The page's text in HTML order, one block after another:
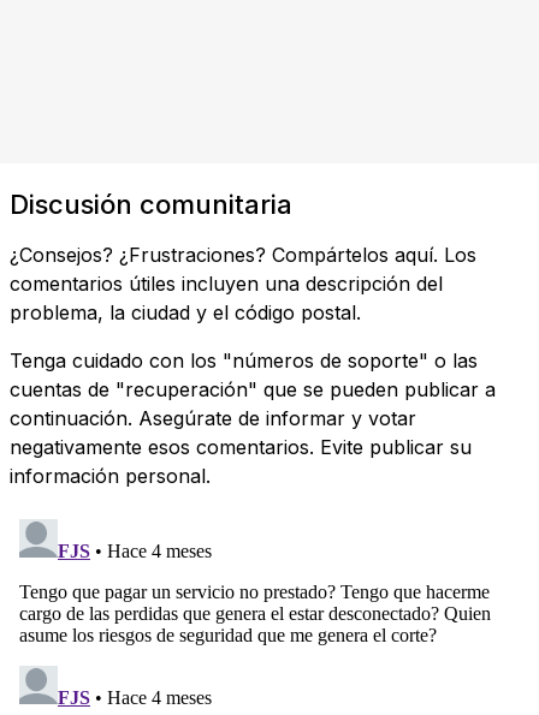
Discusión comunitaria
¿Consejos? ¿Frustraciones? Compártelos aquí. Los
comentarios útiles incluyen una descripción del
problema, la ciudad y el código postal.
Tenga cuidado con los "números de soporte" o las
cuentas de "recuperación" que se pueden publicar a
continuación. Asegúrate de informar y votar
negativamente esos comentarios. Evite publicar su
información personal.